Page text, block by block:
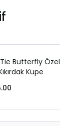
Butterfly Özel
Küpe